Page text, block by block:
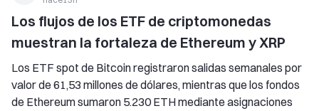
Los flujos de los ETF de criptomonedas
muestran la fortaleza de Ethereum y XRP
Los ETF spot de Bitcoin registraron salidas semanales por
valor de 61,53 millones de dólares, mientras que los fondos
de Ethereum sumaron 5.230 ETH mediante asignaciones